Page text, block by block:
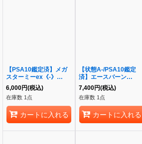
【PSA10鑑定済】メガ
スターミーex《-》
{095/080}[-]
6,000円(税込)
在庫数 1点
カートに入れる
【状態A-/PSA10鑑定
済】エースバーン
ex《-》{116/102}[-]
7,400円(税込)
在庫数 1点
カートに入れる